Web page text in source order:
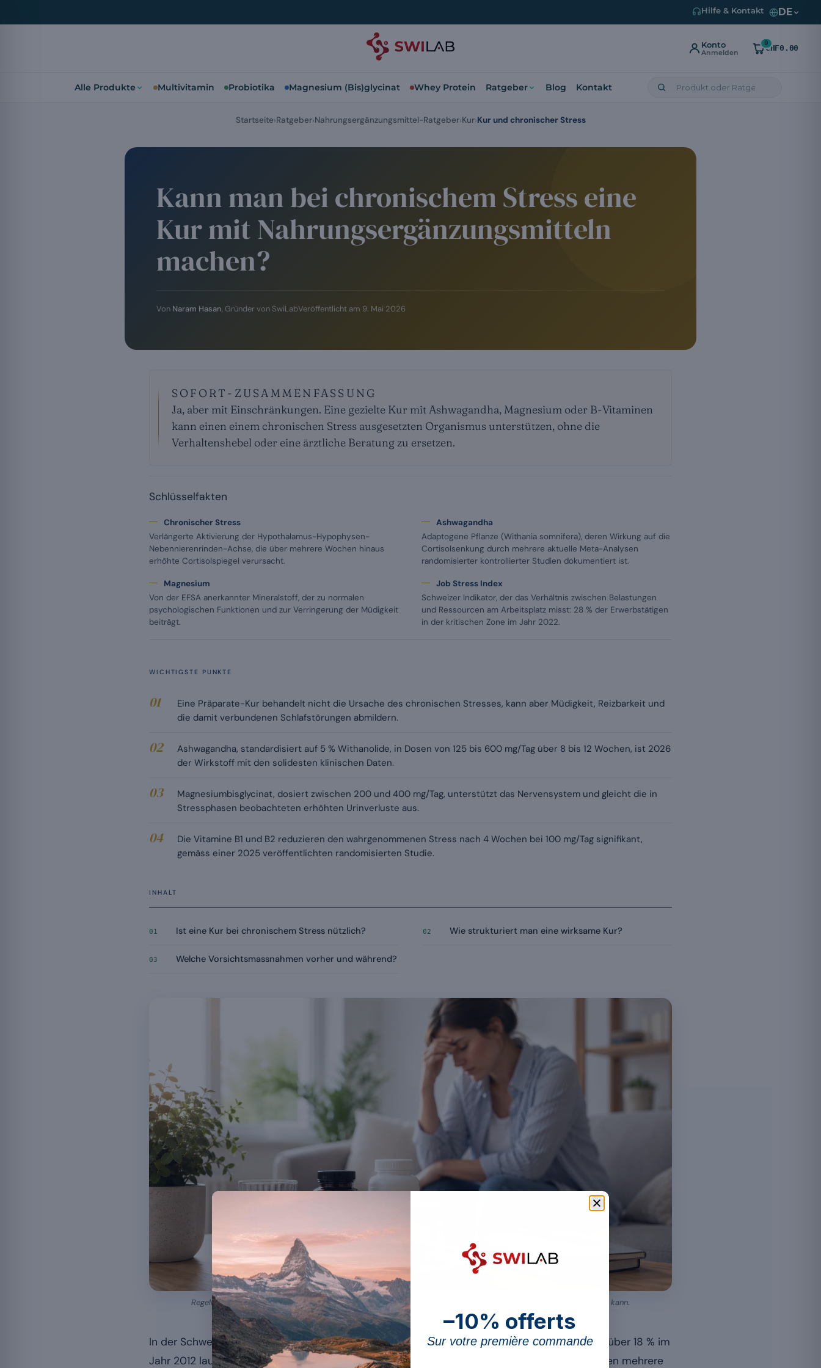
Hilfe & Kontakt DE
Konto
Anmelden
0
CHF0.00
Alle Produkte Multivitamin Probiotika Magnesium (Bis)glycinat Whey Protein Ratgeber Blog Kontakt
Kann man bei chronischem Stress eine
Kur mit Nahrungsergänzungsmitteln
machen?
Von Naram Hasan, Gründer von SwiLabVeröffentlicht am 9. Mai 2026
SOFORT-ZUSAMMENFASSUNG
Ja, aber mit Einschränkungen. Eine gezielte Kur mit Ashwagandha, Magnesium oder B-Vitaminen
kann einen einem chronischen Stress ausgesetzten Organismus unterstützen, ohne die
Verhaltenshebel oder eine ärztliche Beratung zu ersetzen.
Schlüsselfakten
Chronischer Stress
Verlängerte Aktivierung der Hypothalamus-Hypophysen-
Nebennierenrinden-Achse, die über mehrere Wochen hinaus
erhöhte Cortisolspiegel verursacht.
Ashwagandha
Adaptogene Pflanze (Withania somnifera), deren Wirkung auf die
Cortisolsenkung durch mehrere aktuelle Meta-Analysen
randomisierter kontrollierter Studien dokumentiert ist.
Magnesium
Von der EFSA anerkannter Mineralstoff, der zu normalen
psychologischen Funktionen und zur Verringerung der Müdigkeit
beiträgt.
Job Stress Index
Schweizer Indikator, der das Verhältnis zwischen Belastungen
und Ressourcen am Arbeitsplatz misst: 28 % der Erwerbstätigen
in der kritischen Zone im Jahr 2022.
WICHTIGSTE PUNKTE
Eine Präparate-Kur behandelt nicht die Ursache des chronischen Stresses, kann aber Müdigkeit, Reizbarkeit und
die damit verbundenen Schlafstörungen abmildern.
Ashwagandha, standardisiert auf 5 % Withanolide, in Dosen von 125 bis 600 mg/Tag über 8 bis 12 Wochen, ist 2026
der Wirkstoff mit den solidesten klinischen Daten.
Magnesiumbisglycinat, dosiert zwischen 200 und 400 mg/Tag, unterstützt das Nervensystem und gleicht die in
Stressphasen beobachteten erhöhten Urinverluste aus.
Die Vitamine B1 und B2 reduzieren den wahrgenommenen Stress nach 4 Wochen bei 100 mg/Tag signifikant,
gemäss einer 2025 veröffentlichten randomisierten Studie.
INHALT
01 Ist eine Kur bei chronischem Stress nützlich? 02 Wie strukturiert man eine wirksame Kur?
03 Welche Vorsichtsmassnahmen vorher und während?
Regelmässige Pausen und Erholung bleiben die Grundlage, auf der eine gezielte Kur bei chronischem Stress wirken kann.
In der Schweiz geben 23 % der Erwerbstätigen an, bei der Arbeit Stress zu empfinden, gegenüber 18 % im
Jahr 2012 laut dem Bundesamt für Statistik. In der Welt der
wurden mehrere
Startseite Ratgeber Nahrungsergänzungsmittel-Ratgeber Kur Kur und chronischer Stress
–10% offerts
Sur votre première commande